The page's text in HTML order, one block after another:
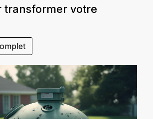
transformer votre